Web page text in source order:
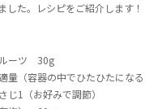
した。レシピをご紹介します！
ルーツ 30g
（容器の中でひたひたになる
1（お好みで調節）